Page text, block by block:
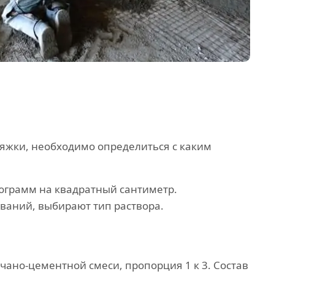
необходимо определиться с каким
на квадратный сантиметр.
выбирают тип раствора.
цементной смеси, пропорция 1 к 3. Состав